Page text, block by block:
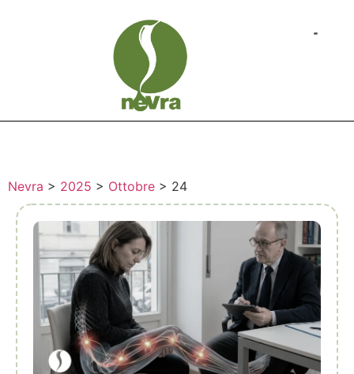
Nevra > 2025 > Ottobre > 24